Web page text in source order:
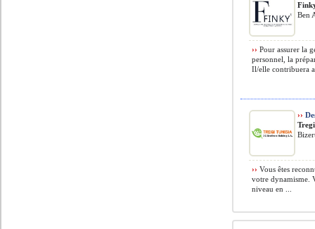
Ben
›› Pour assurer la
personnel, la
Il/elle contribuera
››
›› Vous êtes
votre dynamisme.
niveau en ...